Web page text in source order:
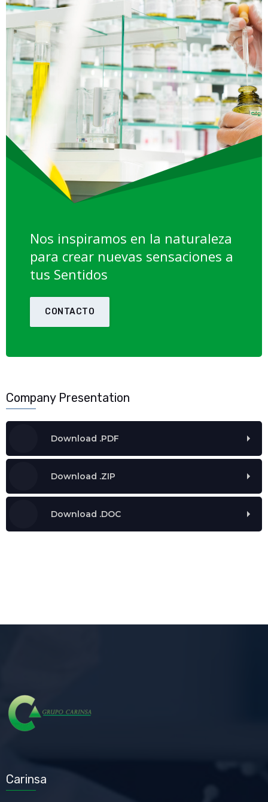
Nos inspiramos en la naturaleza
para crear nuevas sensaciones a
tus Sentidos
CONTACTO
Company Presentation
Download .PDF
Download .ZIP
Download .DOC
Carinsa